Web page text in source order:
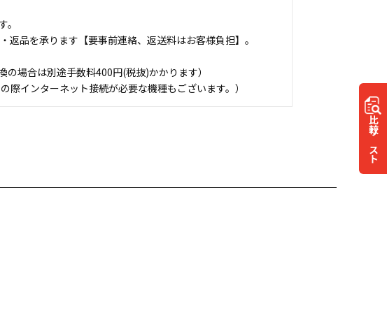
比較
リスト
品を承ります【要事前連絡、返送料はお客様負担】。
場合は別途手数料400円(税抜)かかります）
インターネット接続が必要な機種もございます。）